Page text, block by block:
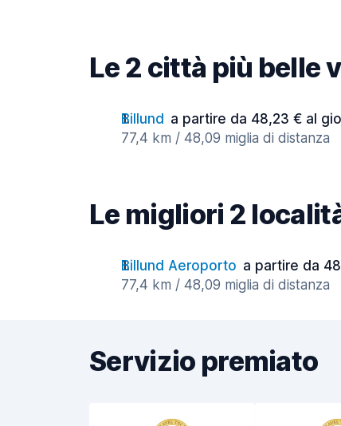
Le 2 città più belle
Billund a partire da 48,23 € al
77,4 km / 48,09 miglia di distanza
Le migliori 2
Billund Aeroporto a partire da
77,4 km / 48,09 miglia di distanza
Servizio premiato